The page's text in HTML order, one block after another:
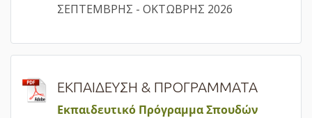
ΣΕΠΤΕΜΒΡΗΣ - ΟΚΤΩΒΡΗΣ 2026
ΕΚΠΑΙΔΕΥΣΗ & ΠΡΟΓΡΑΜΜΑΤΑ
Εκπαιδευτικό Πρόγραμμα Σπουδών